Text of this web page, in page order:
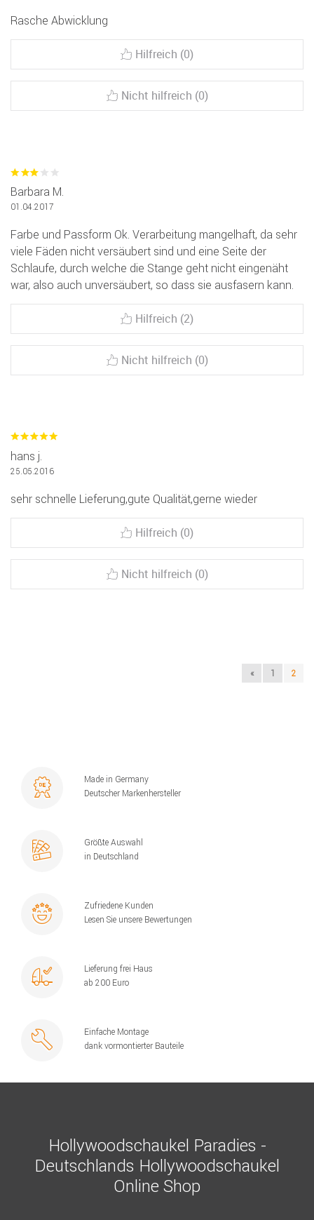
Rasche Abwicklung
Hilfreich (0)
Nicht hilfreich (0)
Barbara M.
01.04.2017
Farbe und Passform Ok. Verarbeitung mangelhaft, da sehr
viele Fäden nicht versäubert sind und eine Seite der
Schlaufe, durch welche die Stange geht nicht eingenäht
war, also auch unversäubert, so dass sie ausfasern kann.
Hilfreich (2)
Nicht hilfreich (0)
hans j.
25.05.2016
sehr schnelle Lieferung,gute Qualität,gerne wieder
Hilfreich (0)
Nicht hilfreich (0)
« 1 2
Made in Germany
Deutscher Markenhersteller
Größte Auswahl
in Deutschland
Zufriedene Kunden
Lesen Sie unsere Bewertungen
Lieferung frei Haus
ab 200 Euro
Einfache Montage
dank vormontierter Bauteile
Hollywoodschaukel Paradies -
Deutschlands Hollywoodschaukel
Online Shop